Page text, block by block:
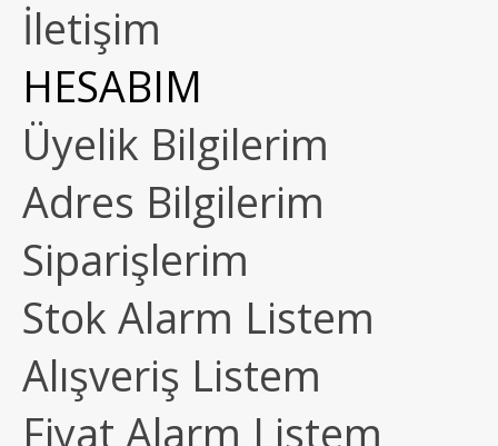
İletişim
HESABIM
Üyelik Bilgilerim
Adres Bilgilerim
Siparişlerim
Stok Alarm Listem
Alışveriş Listem
Fiyat Alarm Listem